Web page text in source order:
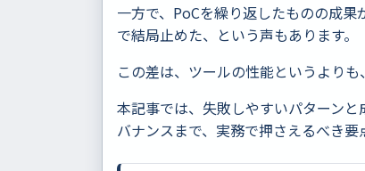
一方で、PoCを繰り返したものの成
で結局止めた、という声もあります。
この差は、ツールの性能というより
本記事では、失敗しやすいパターン
バナンスまで、実務で押さえるべき要